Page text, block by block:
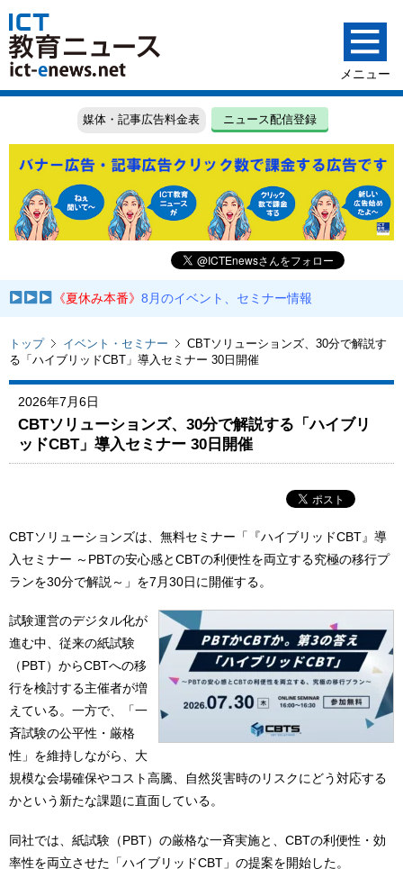
媒体・記事広告料金表 ニュース配信登録
《夏休み本番》8月のイベント、セミナー情報
トップ イベント・セミナー
CBTソリューションズ、30分で解説す
る「ハイブリッドCBT」導入セミナー 30日開催
2026年7月6日
CBTソリューションズ、30分で解説する「ハイブリ
ッドCBT」導入セミナー 30日開催
CBTソリューションズは、無料セミナー「『ハイブリッドCBT』導
入セミナー ～PBTの安心感とCBTの利便性を両立する究極の移行プ
ランを30分で解説～」を7月30日に開催する。
試験運営のデジタル化が
進む中、従来の紙試験
（PBT）からCBTへの移
行を検討する主催者が増
えている。一方で、「一
斉試験の公平性・厳格
性」を維持しながら、大
規模な会場確保やコスト高騰、自然災害時のリスクにどう対応する
かという新たな課題に直面している。
同社では、紙試験（PBT）の厳格な一斉実施と、CBTの利便性・効
率性を両立させた「ハイブリッドCBT」の提案を開始した。